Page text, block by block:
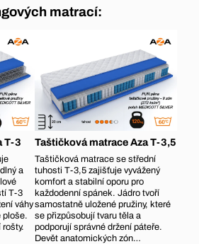
matrací:
T-3
a
T-3
váhy
ploše.
rošty.
Taštičková matrace Aza T-3,5
Taštičková matrace se střední
tuhosti T-3,5 zajišťuje vyvážený
komfort a stabilní oporu pro
každodenní spánek. Jádro tvoří
samostatně uložené pružiny, které
se přizpůsobují tvaru těla a
podporují správné držení páteře.
Devět anatomických zón…